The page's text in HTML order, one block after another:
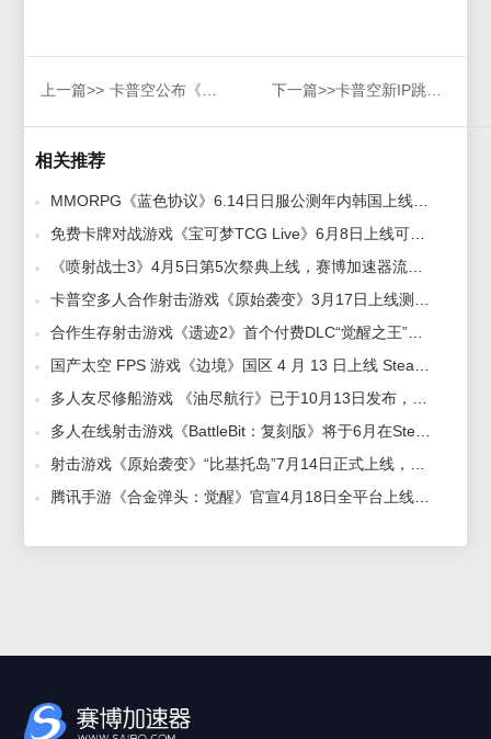
上一篇>> 卡普空公布《恶灵古堡8》版与海外版的区别:日本版血腥性能更少 下一篇>>卡普空新IP跳票，赛博加速器提供详细教程
相关推荐